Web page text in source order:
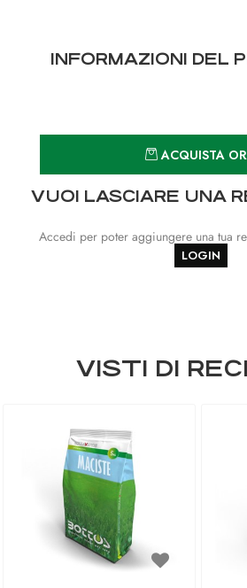
INFORMAZIONI DEL
ACQUISTA
VUOI LASCIARE UNA
Accedi per poter aggiungere una tua
LOGIN
VISTI DI